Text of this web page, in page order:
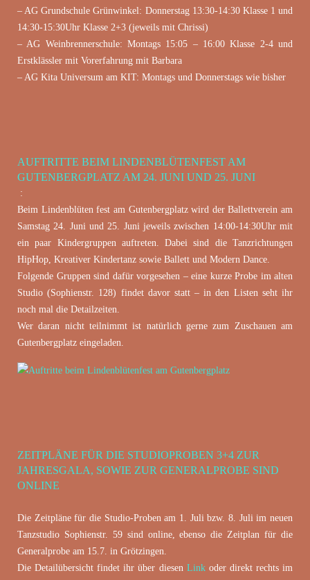
– AG Grundschule Grünwinkel: Donnerstag 13:30-14:30 Klasse 1 und
14:30-15:30Uhr Klasse 2+3 (jeweils mit Chrissi)
– AG Weinbrennerschule: Montags 15:05 – 16:00 Klasse 2-4 und
Erstklässler mit Vorerfahrung mit Barbara
– AG Kita Universum am KIT: Montags und Donnerstags wie bisher
Juni 13, 2023
AUFTRITTE BEIM LINDENBLÜTENFEST AM
GUTENBERGPLATZ AM 24. JUNI UND 25. JUNI
:
Beim Lindenblüten fest am Gutenbergplatz wird der Ballettverein am
Samstag 24. Juni und 25. Juni jeweils zwischen 14:00-14:30Uhr mit
ein paar Kindergruppen auftreten. Dabei sind die Tanzrichtungen
HipHop, Kreativer Kindertanz sowie Ballett und Modern Dance.
Folgende Gruppen sind dafür vorgesehen – eine kurze Probe im alten
Studio (Sophienstr. 128) findet davor statt – in den Listen seht ihr
noch mal die Detailzeiten.
Wer daran nicht teilnimmt ist natürlich gerne zum Zuschauen am
Gutenbergplatz eingeladen.
Juni 13, 2023
ZEITPLÄNE FÜR DIE STUDIOPROBEN 3+4 ZUR
JAHRESGALA, SOWIE ZUR GENERALPROBE SIND
ONLINE
Die Zeitpläne für die Studio-Proben am 1. Juli bzw. 8. Juli im neuen
Tanzstudio Sophienstr. 59 sind online, ebenso die Zeitplan für die
Generalprobe am 15.7. in Grötzingen.
Die Detailübersicht findet ihr über diesen Linkoder direkt rechts im